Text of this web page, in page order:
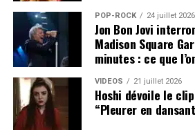
POP-ROCK 24 juillet 2026
Jon Bon Jovi
Madison Square
minutes : ce que
VIDEOS 21 juillet 2026
Hoshi dévoile le
“Pleurer en